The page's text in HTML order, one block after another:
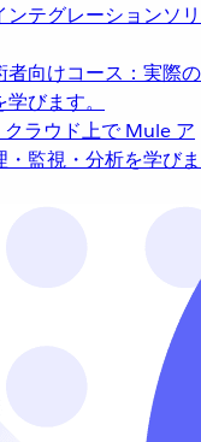
テグレーションソリ
者向けコース：実際の
びます。
ラウド上で Mule ア
監視・分析を学びま